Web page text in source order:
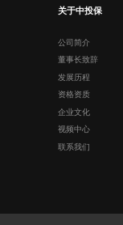
关于中投保
公司简介
董事长致辞
发展历程
资格资质
企业文化
视频中心
联系我们